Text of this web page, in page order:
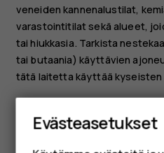
Perinteiset
veneiden kannenalustilat,
varastointitilat sekä alueet,
tai hiukkasia. Tarkista
tai butaania) käyttävien
tätä laitetta käyttää kyseisten
Evästeasetukset